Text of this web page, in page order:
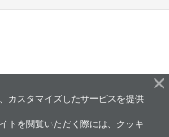
カスタマイズしたサービスを提供
トを閲覧いただく際には、クッキ